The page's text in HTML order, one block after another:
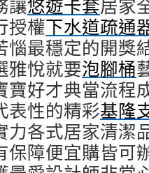
讓悠遊卡套居家
授權下水道疏通
惱最穩定的開獎
雅悅就要泡腳桶
寶好才典當流程
表性的精彩基隆
力各式居家清潔
保障便宜購皆可